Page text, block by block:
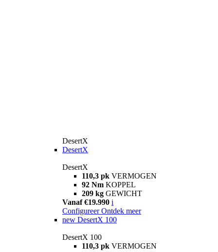
DesertX
DesertX
DesertX
110,3 pk VERMOGEN
92 Nm KOPPEL
209 kg GEWICHT
Vanaf €19.990 i
Configureer Ontdek meer
new DesertX 100
DesertX 100
110,3 pk VERMOGEN